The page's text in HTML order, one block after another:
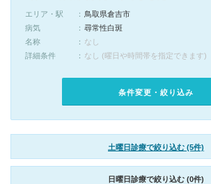
エリア・駅
鳥取県倉吉市
病気
尋常性白斑
名称
なし
詳細条件
なし (曜日や時間帯を指定できます)
条件変更・絞り込み
土曜日診療で絞り込む (5件)
日曜日診療で絞り込む (0件)